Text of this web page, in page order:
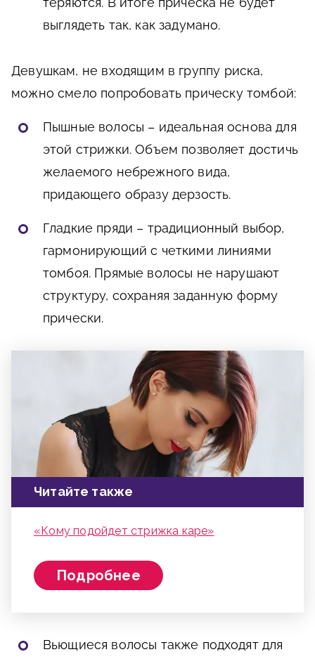
выглядеть так, как задумано.
Девушкам, не входящим в группу риска,
можно смело попробовать прическу томбой:
Пышные волосы – идеальная основа для
этой стрижки. Объем позволяет достичь
желаемого небрежного вида,
придающего образу дерзость.
Гладкие пряди – традиционный выбор,
гармонирующий с четкими линиями
томбоя. Прямые волосы не нарушают
структуру, сохраняя заданную форму
прически.
Читайте также
«Кому подойдет стрижка каре»
Подробнее
Вьющиеся волосы также подходят для